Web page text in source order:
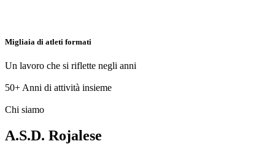
Migliaia di atleti formati
Un lavoro che si riflette negli anni
50+ Anni di attività insieme
Chi siamo
A.S.D. Rojalese